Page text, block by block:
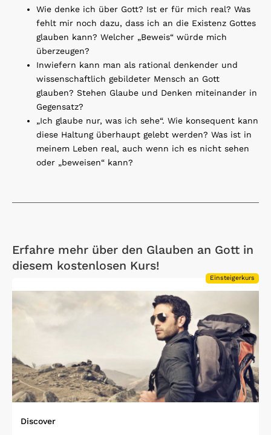
Wie denke ich über Gott? Ist er für mich real? Was
fehlt mir noch dazu, dass ich an die Existenz Gottes
glauben kann? Welcher „Beweis“ würde mich
überzeugen?
Inwiefern kann man als rational denkender und
wissenschaftlich gebildeter Mensch an Gott
glauben? Stehen Glaube und Denken miteinander in
Gegensatz?
„Ich glaube nur, was ich sehe“. Wie konsequent kann
diese Haltung überhaupt gelebt werden? Was ist in
meinem Leben real, auch wenn ich es nicht sehen
oder „beweisen“ kann?
Erfahre mehr über den Glauben an Gott in
diesem kostenlosen Kurs!
Einsteigerkurs
Discover